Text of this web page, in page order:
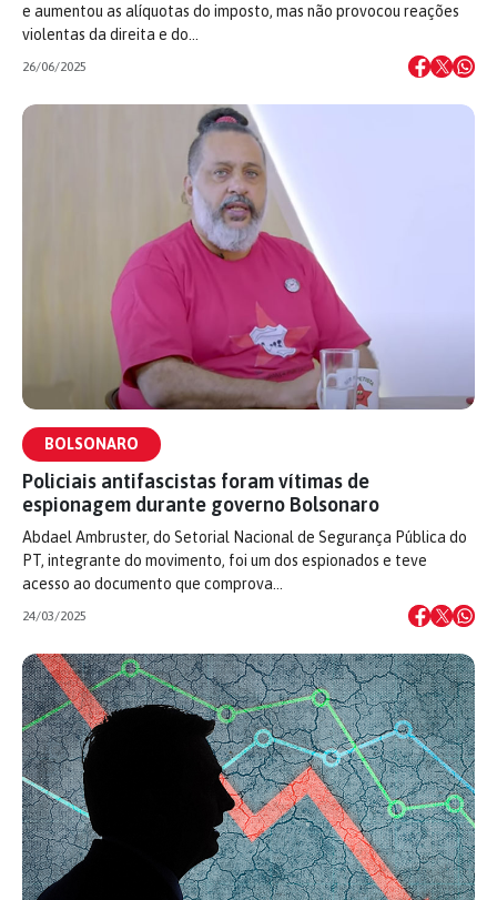
e aumentou as alíquotas do imposto, mas não provocou reações
violentas da direita e do…
26/06/2025
BOLSONARO
Policiais antifascistas foram vítimas de
espionagem durante governo Bolsonaro
Abdael Ambruster, do Setorial Nacional de Segurança Pública do
PT, integrante do movimento, foi um dos espionados e teve
acesso ao documento que comprova…
24/03/2025